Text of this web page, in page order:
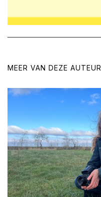
MEER VAN DEZE AUTEUR